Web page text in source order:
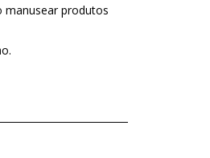
manusear produtos